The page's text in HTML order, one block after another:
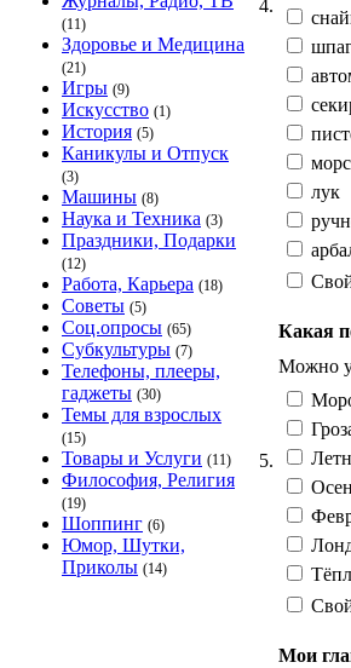
(11)
Здоровье и Медицина
(21)
Игры (9)
Искусство (1)
История (5)
Каникулы и Отпуск
(3)
Машины (8)
Наука и Техника (3)
Праздники, Подарки
(12)
Работа, Карьера (18)
Советы (5)
Соц.опросы (65)
Субкультуры (7)
Телефоны, плееры,
гаджеты (30)
Темы для взрослых
(15)
Товары и Услуги (11)
Философия, Религия
(19)
Шоппинг (6)
Юмор, Шутки,
Приколы (14)
4.
лук
5.
Какая
Можно
Мои